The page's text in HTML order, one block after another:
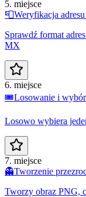
5. miejsce
📮Weryfikacja
Sprawdź format
MX
6. miejsce
🎟️Losowanie i
Losowo wybiera
7. miejsce
👻Tworzenie
Tworzy obraz PNG,